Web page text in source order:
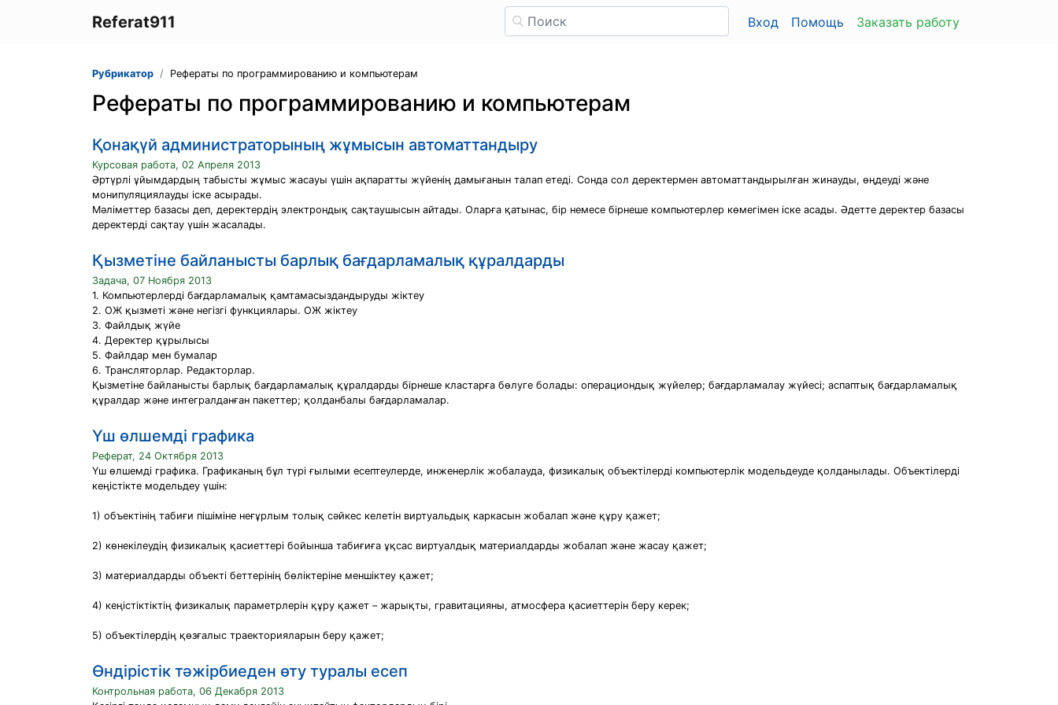
Referat911 Вход Помощь Заказать работу
Рубрикатор Рефераты по программированию и компьютерам
Рефераты по программированию и компьютерам
Қонақүй администраторының жұмысын автоматтандыру
Курсовая работа, 02 Апреля 2013
Әртүрлі ұйымдардың табысты жұмыс жасауы үшін ақпаратты жүйенің дамығанын талап етеді. Сонда сол деректермен автоматтандырылған жинауды, өңдеуді және
монипуляциялауды іске асырады.
Мәліметтер базасы деп, деректердің электрондық сақтаушысын айтады. Оларға қатынас, бір немесе бірнеше компьютерлер көмегімен іске асады. Әдетте деректер базасы
деректерді сақтау үшін жасалады.
Қызметіне байланысты барлық бағдарламалық құралдарды
Задача, 07 Ноября 2013
1. Компьютерлерді бағдарламалық қамтамасыздандыруды жіктеу
2. ОЖ қызметі және негізгі функциялары. ОЖ жіктеу
3. Файлдық жүйе
4. Деректер құрылысы
5. Файлдар мен бумалар
6. Трансляторлар. Редакторлар.
Қызметіне байланысты барлық бағдарламалық құралдарды бірнеше кластарға бөлуге болады: операциондық жүйелер; бағдарламалау жүйесі; аспаптық бағдарламалық
құралдар және интегралданған пакеттер; қолданбалы бағдарламалар.
Үш өлшемді графика
Реферат, 24 Октября 2013
Үш өлшемді графика. Графиканың бұл түрі ғылыми есептеулерде, инженерлік жобалауда, физикалық объектілерді компьютерлік модельдеуде қолданылады. Объектілерді
кеңістікте модельдеу үшін:
1) объектінің табиғи пішіміне неғұрлым толық сәйкес келетін виртуальдық каркасын жобалап және құру қажет;
2) көнекілеудің физикалық қасиеттері бойынша табиғиға ұқсас виртуалдық материалдарды жобалап және жасау қажет;
3) материалдарды объекті беттерінің бөліктеріне меншіктеу қажет;
4) кеңістіктіктің физикалық параметрлерін құру қажет – жарықты, гравитацияны, атмосфера қасиеттерін беру керек;
5) объектілердің қөзғалыс траекторияларын беру қажет;
Өндірістік тәжірбиеден өту туралы есеп
Контрольная работа, 06 Декабря 2013